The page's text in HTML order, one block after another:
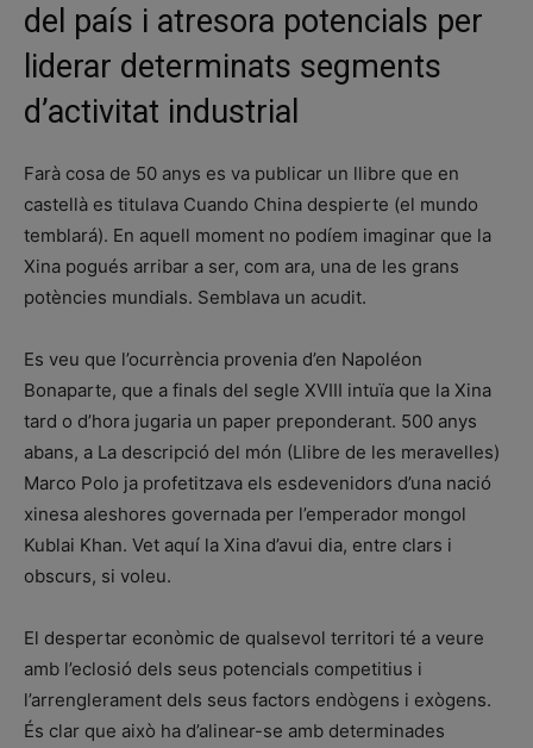
del país i atresora potencials per
liderar determinats segments
d’activitat industrial
Farà cosa de 50 anys es va publicar un llibre que en
castellà es titulava Cuando China despierte (el mundo
temblará). En aquell moment no podíem imaginar que la
Xina pogués arribar a ser, com ara, una de les grans
potències mundials. Semblava un acudit.
Es veu que l’ocurrència provenia d’en Napoléon
Bonaparte, que a finals del segle XVIII intuïa que la Xina
tard o d’hora jugaria un paper preponderant. 500 anys
abans, a La descripció del món (Llibre de les meravelles)
Marco Polo ja profetitzava els esdevenidors d’una nació
xinesa aleshores governada per l’emperador mongol
Kublai Khan. Vet aquí la Xina d’avui dia, entre clars i
obscurs, si voleu.
El despertar econòmic de qualsevol territori té a veure
amb l’eclosió dels seus potencials competitius i
l’arrenglerament dels seus factors endògens i exògens.
És clar que això ha d’alinear-se amb determinades